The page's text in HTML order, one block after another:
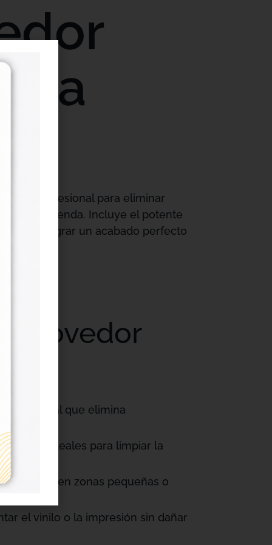
y profesional para eliminar
la prenda. Incluye el potente
para lograr un acabado perfecto
que elimina
ideales para limpiar la
en zonas pequeñas o
el vinilo o la impresión sin dañar